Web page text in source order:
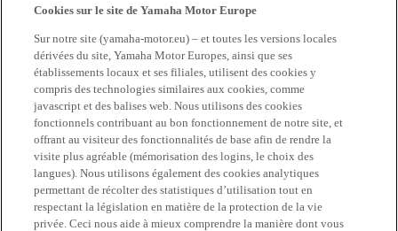
Cookies sur le site de Yamaha Motor Europe
Sur notre site (yamaha-motor.eu) – et toutes les versions locales
dérivées du site, Yamaha Motor Europes, ainsi que ses
établissements locaux et ses filiales, utilisent des cookies y
compris des technologies similaires aux cookies, comme
javascript et des balises web. Nous utilisons des cookies
fonctionnels contribuant au bon fonctionnement de notre site, et
offrant au visiteur des fonctionnalités de base afin de rendre la
visite plus agréable (mémorisation des logins, le choix des
langues). Nous utilisons également des cookies analytiques
permettant de récolter des statistiques d’utilisation tout en
respectant la législation en matière de la protection de la vie
privée. Ceci nous aide à mieux comprendre la manière dont vous